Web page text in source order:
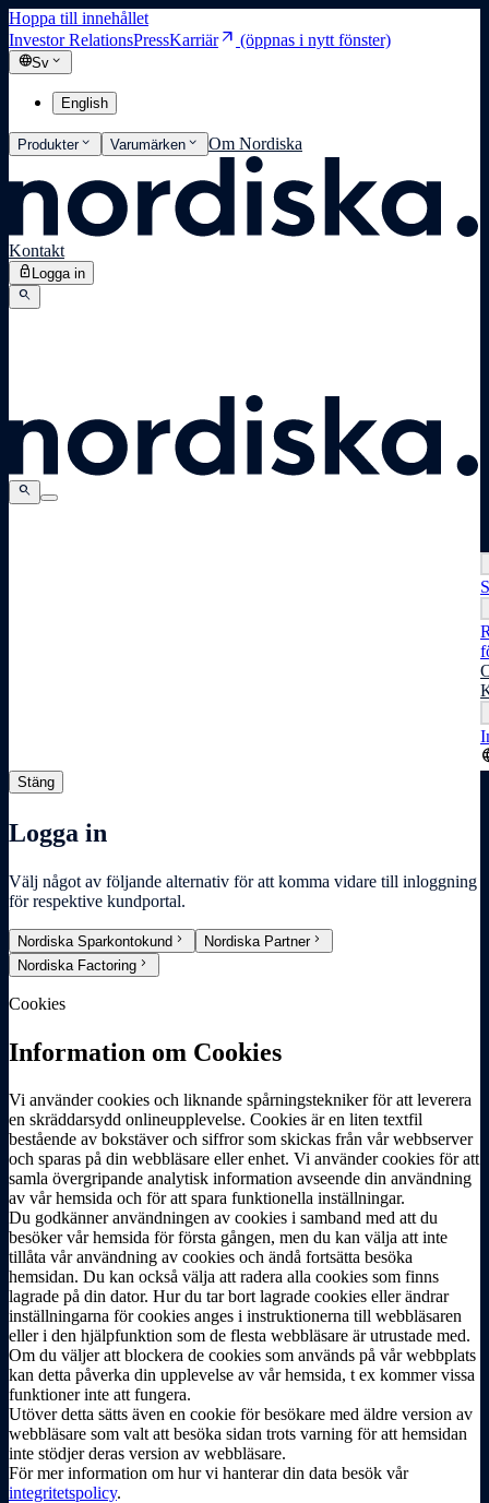
Hoppa till innehållet
Investor RelationsPressKarriärarrow_outward (öppnas i nytt fönster)
languageSv expand_more
English
Produkterexpand_more Varumärken expand_more Om Nordiska
Kontakt
lock Logga in
search
search
Stäng
Logga in
Välj något av följande alternativ för att komma vidare till inloggning
för respektive kundportal.
Nordiska Sparkontokund chevron_right Nordiska Partnerchevron_right
Nordiska Factoring chevron_right
Cookies
Information om Cookies
Vi använder cookies och liknande spårningstekniker för att leverera
en skräddarsydd onlineupplevelse. Cookies är en liten textfil
bestående av bokstäver och siffror som skickas från vår webbserver
och sparas på din webbläsare eller enhet. Vi använder cookies för att
samla övergripande analytisk information avseende din användning
av vår hemsida och för att spara funktionella inställningar.
Du godkänner användningen av cookies i samband med att du
besöker vår hemsida för första gången, men du kan välja att inte
tillåta vår användning av cookies och ändå fortsätta besöka
hemsidan. Du kan också välja att radera alla cookies som finns
lagrade på din dator. Hur du tar bort lagrade cookies eller ändrar
inställningarna för cookies anges i instruktionerna till webbläsaren
eller i den hjälpfunktion som de flesta webbläsare är utrustade med.
Om du väljer att blockera de cookies som används på vår webbplats
kan detta påverka din upplevelse av vår hemsida, t ex kommer vissa
funktioner inte att fungera.
Utöver detta sätts även en cookie för besökare med äldre version av
webbläsare som valt att besöka sidan trots varning för att hemsidan
inte stödjer deras version av webbläsare.
För mer information om hur vi hanterar din data besök vår
integritetspolicy.